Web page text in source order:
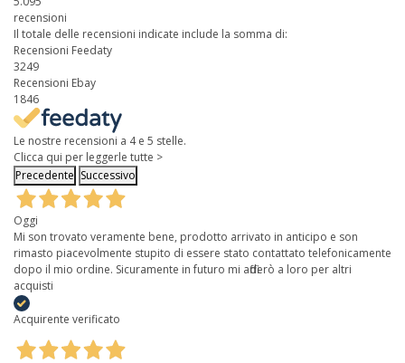
recensioni
Il totale delle recensioni indicate include la somma di:
Recensioni Feedaty
3249
Recensioni Ebay
1846
Le nostre recensioni a 4 e 5 stelle.
Clicca qui per leggerle tutte >
Precedente Successivo
Oggi
Mi son trovato veramente bene, prodotto arrivato in anticipo e son
rimasto piacevolmente stupito di essere stato contattato telefonicamente
dopo il mio ordine. Sicuramente in futuro mi affiderò a loro per altri
acquisti
Acquirente verificato